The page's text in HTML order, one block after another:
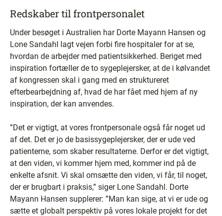
Redskaber til frontpersonalet
Under besøget i Australien har Dorte Mayann Hansen og
Lone Sandahl lagt vejen forbi fire hospitaler for at se,
hvordan de arbejder med patientsikkerhed. Beriget med
inspiration fortæller de to sygeplejersker, at de i kølvandet
af kongressen skal i gang med en struktureret
efterbearbejdning af, hvad de har fået med hjem af ny
inspiration, der kan anvendes.
”Det er vigtigt, at vores frontpersonale også får noget ud
af det. Det er jo de basissygeplejersker, der er ude ved
patienterne, som skaber resultaterne. Derfor er det vigtigt,
at den viden, vi kommer hjem med, kommer ind på de
enkelte afsnit. Vi skal omsætte den viden, vi får, til noget,
der er brugbart i praksis,” siger Lone Sandahl. Dorte
Mayann Hansen supplerer: ”Man kan sige, at vi er ude og
sætte et globalt perspektiv på vores lokale projekt for det